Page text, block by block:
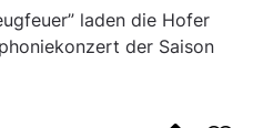
laden die Hofer
der Saison